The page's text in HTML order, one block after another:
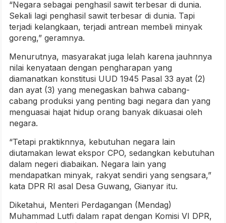
“Negara sebagai penghasil sawit terbesar di dunia.
Sekali lagi penghasil sawit terbesar di dunia. Tapi
terjadi kelangkaan, terjadi antrean membeli minyak
goreng,” geramnya.
Menurutnya, masyarakat juga lelah karena jauhnnya
nilai kenyataan dengan pengharapan yang
diamanatkan konstitusi UUD 1945 Pasal 33 ayat (2)
dan ayat (3) yang menegaskan bahwa cabang-
cabang produksi yang penting bagi negara dan yang
menguasai hajat hidup orang banyak dikuasai oleh
negara.
“Tetapi praktiknnya, kebutuhan negara lain
diutamakan lewat ekspor CPO, sedangkan kebutuhan
dalam negeri diabaikan. Negara lain yang
mendapatkan minyak, rakyat sendiri yang sengsara,”
kata DPR RI asal Desa Guwang, Gianyar itu.
Diketahui, Menteri Perdagangan (Mendag)
Muhammad Lutfi dalam rapat dengan Komisi VI DPR,